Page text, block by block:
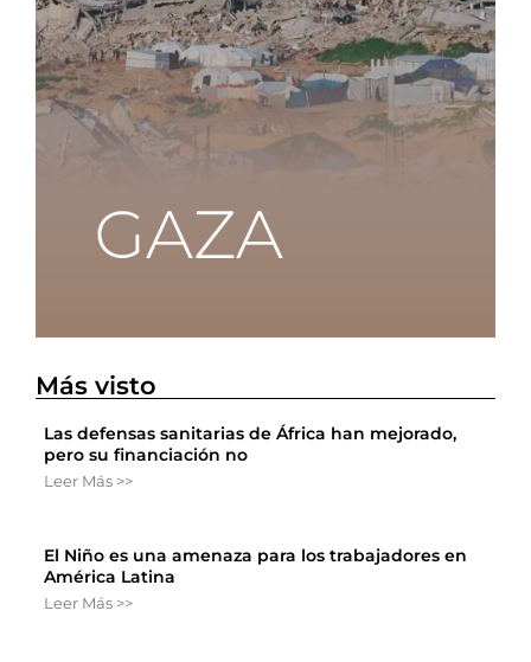
Más visto
Las defensas sanitarias de África han mejorado,
pero su financiación no
Leer Más >>
El Niño es una amenaza para los trabajadores en
América Latina
Leer Más >>